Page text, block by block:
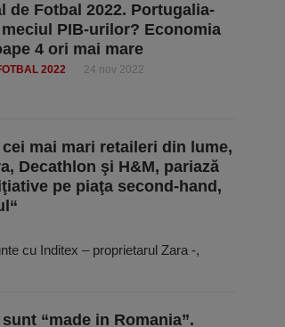
de Fotbal 2022. Portugalia-
PIB-urilor? Economia
4 ori mai mare
2022 24 nov 2022
mai mari retaileri din lume,
Decathlon şi H&M, pariază
pe piaţa second-hand,
cu Inditex – proprie­tarul Zara -,
“made in Romania”.